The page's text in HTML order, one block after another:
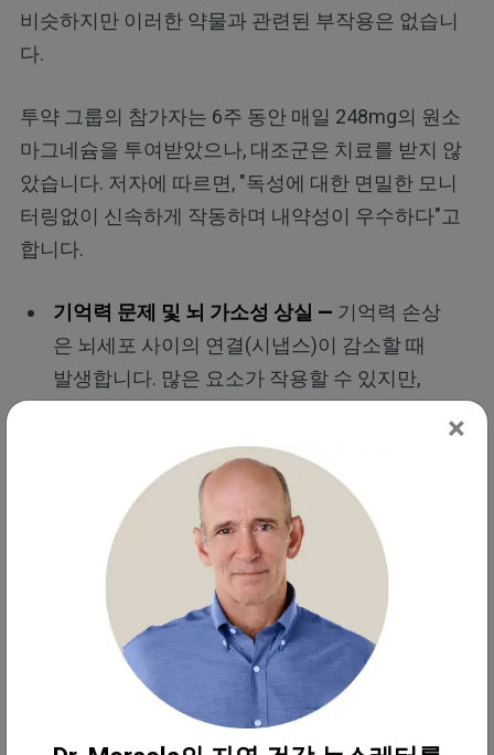
비슷하지만 이러한 약물과 관련된 부작용은 없습니
다.
투약 그룹의 참가자는 6주 동안 매일 248mg의 원소
마그네슘을 투여받았으나, 대조군은 치료를 받지 않
았습니다. 저자에 따르면, "독성에 대한 면밀한 모니
터링없이 신속하게 작동하며 내약성이 우수하다"고
합니다.
기억력 문제 및 뇌 가소성 상실 — 기억력 손상
은 뇌세포 사이의 연결(시냅스)이 감소할 때
발생합니다. 많은 요소가 작용할 수 있지만,
미국 영양 대학의 신경학자이자 동료인 데이비드 펄
머터 (David Perlmutter) 박사에 따르면 "마그네슘은
시냅스 가소성에 관여하는 신경 채널의 활성화에 중
요한 역할을 한다"고 말했습니다. 혈액 뇌 장벽에 가
장 효과적으로 침투하는 트레온산 마그네슘이 가장
최선의 선택일 것입니다.
비타민 B6의 건강상의 이점
×